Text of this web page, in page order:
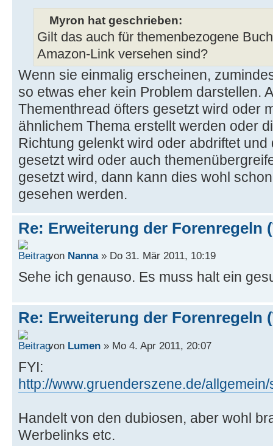
Myron hat geschrieben:
Gilt das auch für themenbezogene
Amazon-Link versehen sind?
Wenn sie einmalig erscheinen,
so etwas eher kein Problem darstellen.
Thementhread öfters gesetzt wird oder
ähnlichem Thema erstellt werden oder
Richtung gelenkt wird oder abdriftet
gesetzt wird oder auch
gesetzt wird, dann kann dies wohl
gesehen werden.
Re: Erweiterung der Forenregeln
von Nanna» Do 31. Mär 2011, 10:19
Sehe ich genauso. Es muss halt ein
Re: Erweiterung der Forenregeln
von Lumen » Mo 4. Apr 2011, 20:07
FYI:
http://www.gruenderszene.de/
Handelt von den dubiosen, aber wohl
Werbelinks etc.